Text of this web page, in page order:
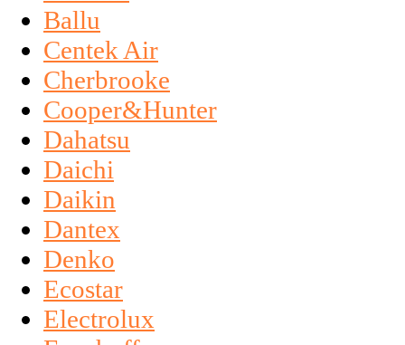
Ballu
Centek Air
Cherbrooke
Cooper&Hunter
Dahatsu
Daichi
Daikin
Dantex
Denko
Ecostar
Electrolux